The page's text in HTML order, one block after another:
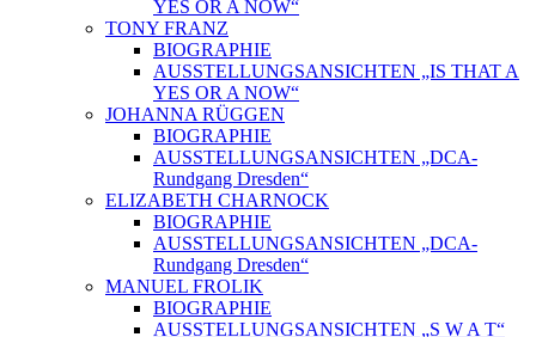
YES OR A NOW“
TONY FRANZ
BIOGRAPHIE
AUSSTELLUNGSANSICHTEN „IS THAT A
YES OR A NOW“
JOHANNA RÜGGEN
BIOGRAPHIE
AUSSTELLUNGSANSICHTEN „DCA-
Rundgang Dresden“
ELIZABETH CHARNOCK
BIOGRAPHIE
AUSSTELLUNGSANSICHTEN „DCA-
Rundgang Dresden“
MANUEL FROLIK
BIOGRAPHIE
AUSSTELLUNGSANSICHTEN „S W A T“